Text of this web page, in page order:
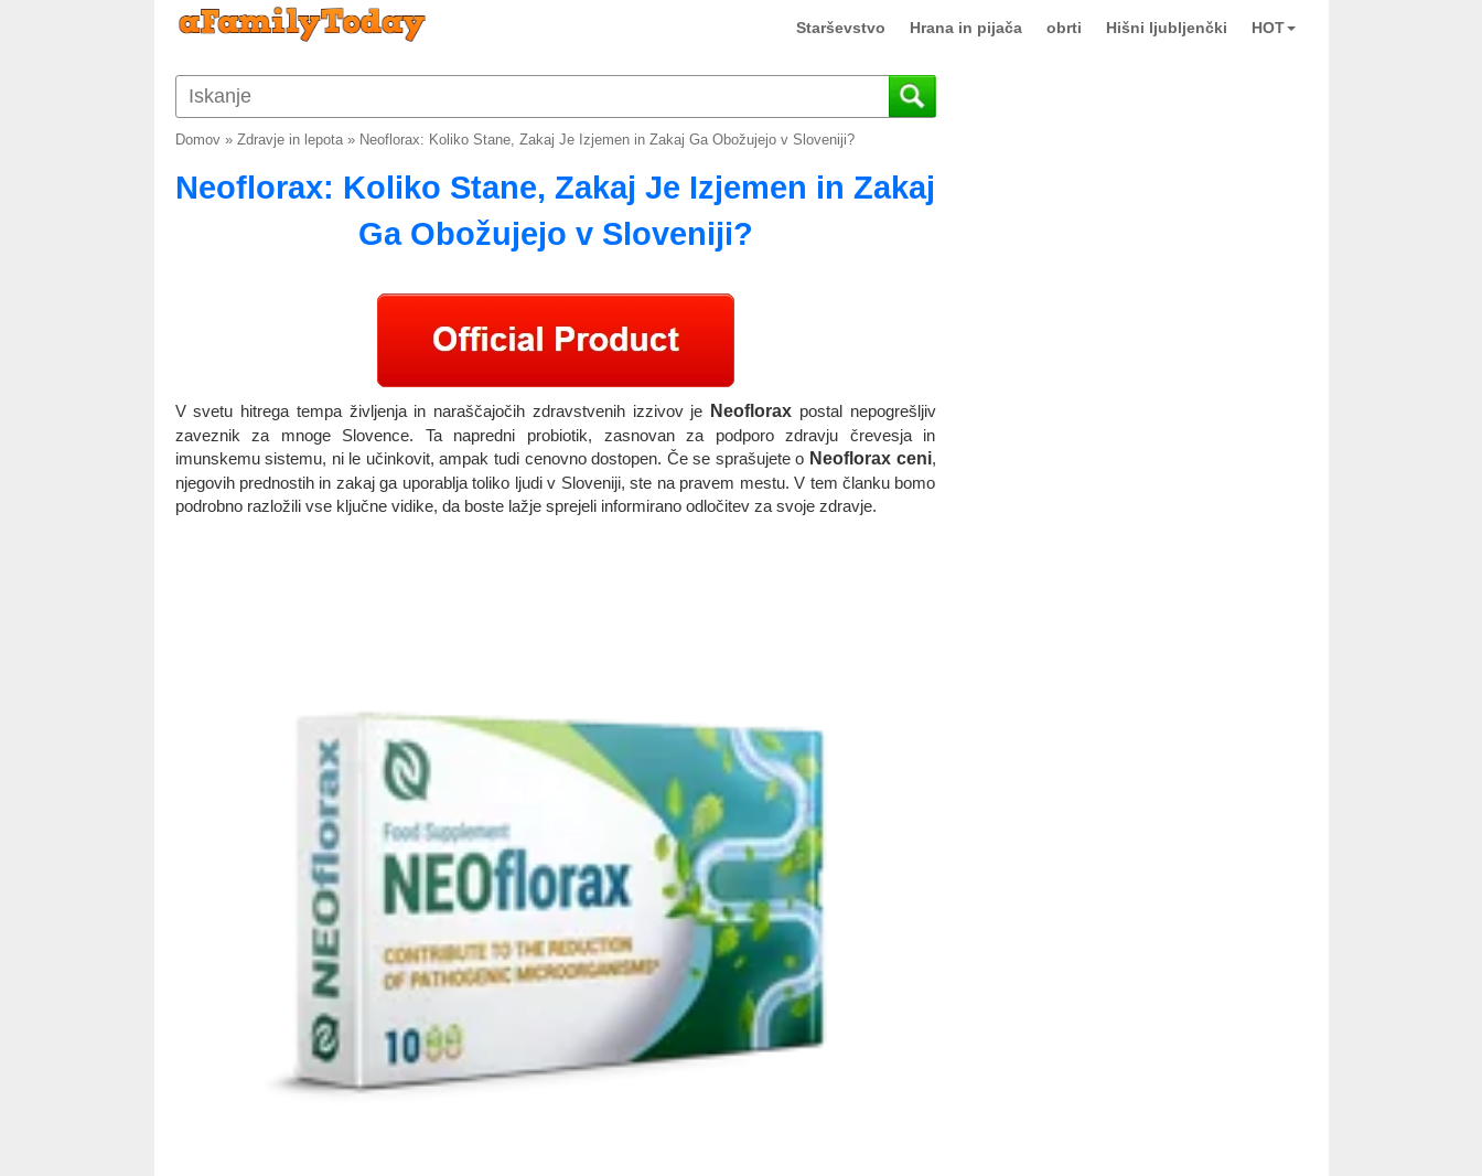
Starševstvo Hrana in pijača obrti Hišni ljubljenčki HOT
Domov» Zdravje in lepota» Neoflorax: Koliko Stane, Zakaj Je Izjemen in Zakaj Ga Obožujejo v Sloveniji?
Neoflorax: Koliko Stane, Zakaj Je Izjemen in Zakaj
Ga Obožujejo v Sloveniji?
V svetu hitrega tempa življenja in naraščajočih zdravstvenih izzivov je Neoflorax postal nepogrešljiv
zaveznik za mnoge Slovence. Ta napredni probiotik, zasnovan za podporo zdravju črevesja in
imunskemu sistemu, ni le učinkovit, ampak tudi cenovno dostopen. Če se sprašujete o Neoflorax ceni,
njegovih prednostih in zakaj ga uporablja toliko ljudi v Sloveniji, ste na pravem mestu. V tem članku bomo
podrobno razložili vse ključne vidike, da boste lažje sprejeli informirano odločitev za svoje zdravje.